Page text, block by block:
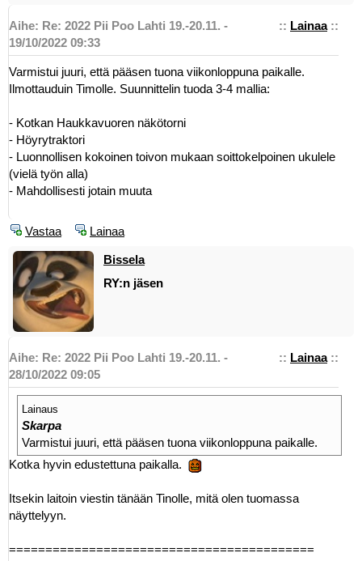
:: Lainaa::
Aihe: Re: 2022 Pii Poo Lahti 19.-20.11. -
19/10/2022 09:33
Varmistui juuri, että pääsen tuona viikonloppuna paikalle.
Ilmottauduin Timolle. Suunnittelin tuoda 3-4 mallia:
- Kotkan Haukkavuoren näkötorni
- Höyrytraktori
- Luonnollisen kokoinen toivon mukaan soittokelpoinen ukulele
(vielä työn alla)
- Mahdollisesti jotain muuta
Vastaa Lainaa
Bissela
RY:n jäsen
:: Lainaa::
Aihe: Re: 2022 Pii Poo Lahti 19.-20.11. -
28/10/2022 09:05
Lainaus
Skarpa
Varmistui juuri, että pääsen tuona viikonloppuna paikalle.
Kotka hyvin edustettuna paikalla.
Itsekin laitoin viestin tänään Tinolle, mitä olen tuomassa
näyttelyyn.
==========================================